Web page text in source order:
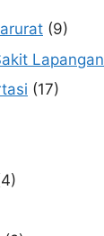
(9)
Lapangan
(17)